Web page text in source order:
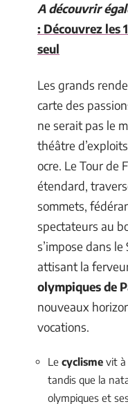
A découvrir
: Découvrez les
seul
Les grands
carte des
ne serait pas le
théâtre
ocre. Le Tour de
étendard,
sommets,
spectateurs au
s’impose dans
attisant la
olympiques de
nouveaux
vocations.
Le cyclisme vit à
tandis que la
olympiques et